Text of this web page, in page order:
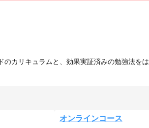
カリキュラムと、効果実証済みの勉強法をは
オンラインコース